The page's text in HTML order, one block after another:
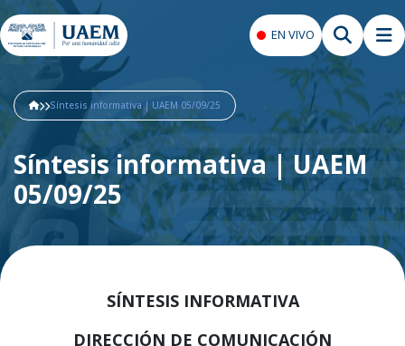
EN VIVO
Síntesis informativa | UAEM 05/09/25
Síntesis informativa | UAEM
05/09/25
SÍNTESIS INFORMATIVA
DIRECCIÓN DE COMUNICACIÓN